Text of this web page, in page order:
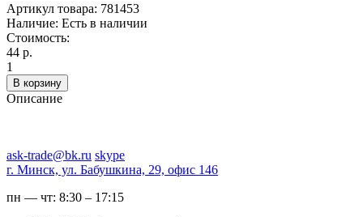
Артикул товара: 781453
Наличие: Есть в наличии
Стоимость:
44 р.
1
В корзину
Описание
ask-trade@bk.ru skype
г. Минск, ул. Бабушкина, 29, офис 146
пн — чт: 8:30 – 17:15